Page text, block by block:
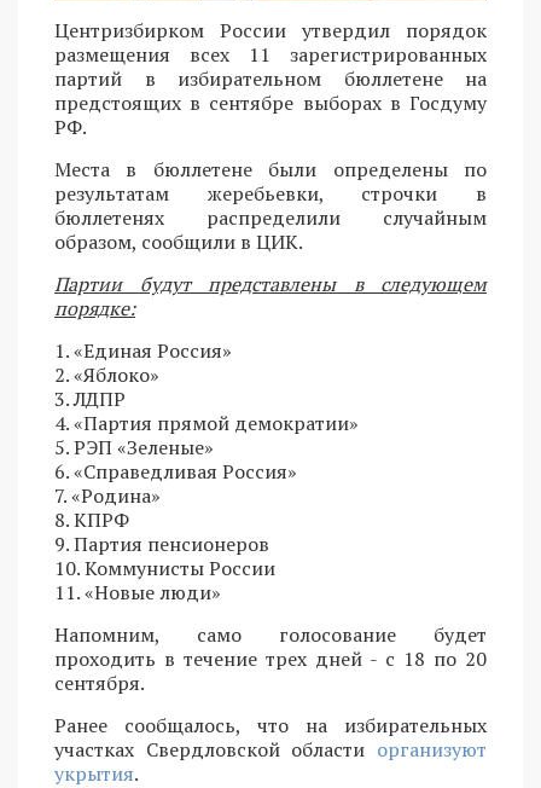
Центризбирком России утвердил порядок
размещения всех 11 зарегистрированных
партий в избирательном бюллетене на
предстоящих в сентябре выборах в Госдуму
РФ.
Места в бюллетене были определены по
результатам жеребьевки, строчки в
бюллетенях распределили случайным
образом, сообщили в ЦИК.
Партии будут представлены в следующем
порядке:
1. «Единая Россия»
2. «Яблоко»
3. ЛДПР
4. «Партия прямой демократии»
5. РЭП «Зеленые»
6. «Справедливая Россия»
7. «Родина»
8. КПРФ
9. Партия пенсионеров
10. Коммунисты России
11. «Новые люди»
Напомним, само голосование будет
проходить в течение трех дней - с 18 по 20
сентября.
Ранее сообщалось, что на избирательных
участках Свердловской области организуют
укрытия.